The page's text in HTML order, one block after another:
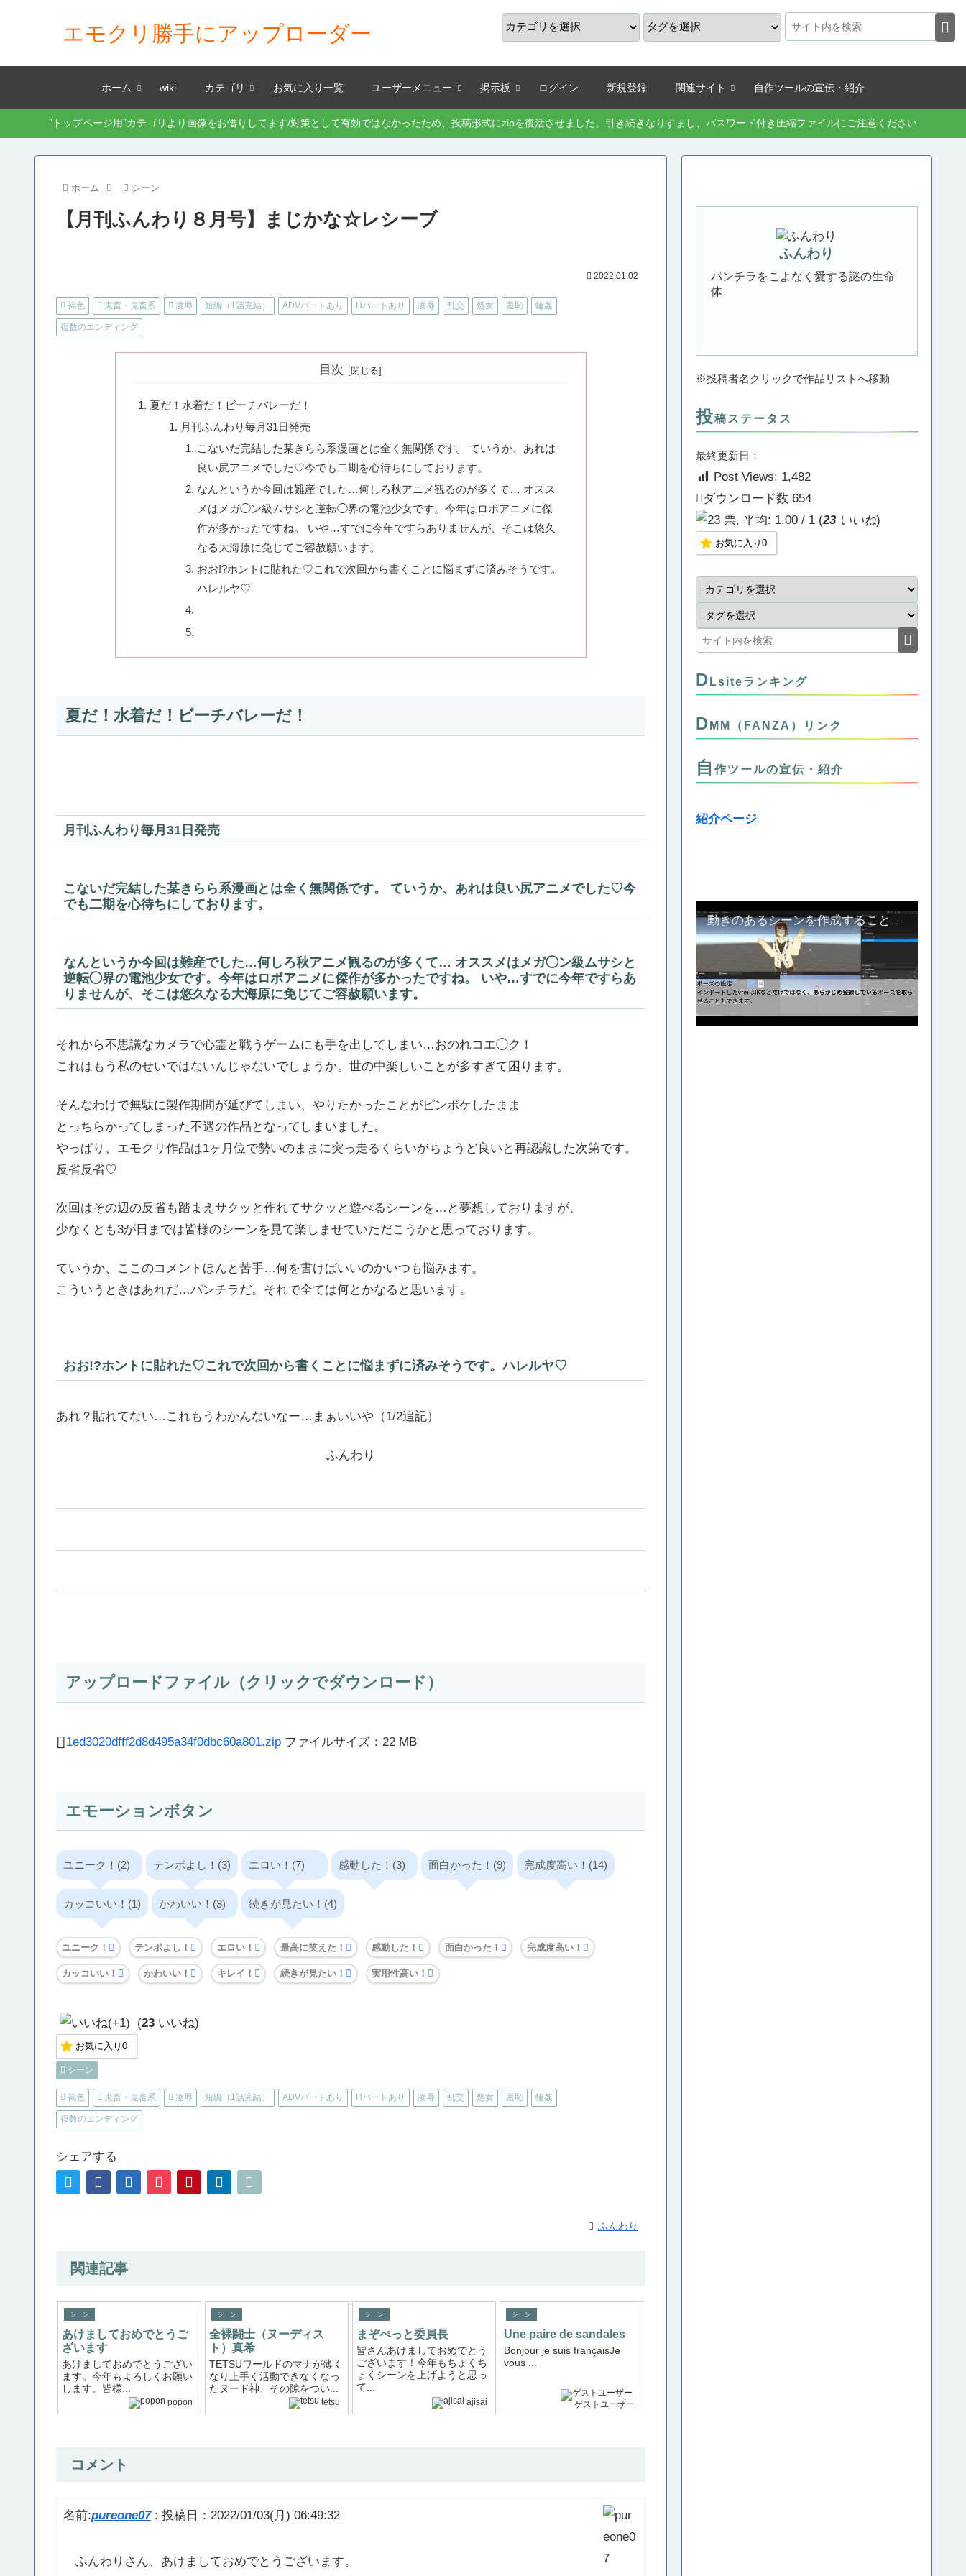
エモクリ勝手にアップローダー
ホーム wiki カテゴリ お気に入り一覧 ユーザーメニュー 掲示板 ログイン 新規登録 関連サイト 自作ツールの宣伝・紹介
”トップページ用”カテゴリより画像をお借りしてます/対策として有効ではなかったため、投稿形式にzipを復活させました。引き続きなりすまし、パスワード付き圧縮ファイルにご注意ください
ホーム シーン
【月刊ふんわり８月号】まじかな☆レシーブ
2022.01.02
褐色 鬼畜・鬼畜系 凌辱 短編（1話完結） ADVパートあり Hパートあり 凌辱 乱交 処女 羞恥 輪姦
複数のエンディング
目次
夏だ！水着だ！ビーチバレーだ！
月刊ふんわり毎月31日発売
こないだ完結した某きらら系漫画とは全く無関係です。 ていうか、あれは
良い尻アニメでした♡今でも二期を心待ちにしております。
なんというか今回は難産でした…何しろ秋アニメ観るのが多くて… オスス
メはメガ◯ン級ムサシと逆転◯界の電池少女です。今年はロボアニメに傑
作が多かったですね。 いや…すでに今年ですらありませんが、そこは悠久
なる大海原に免じてご容赦願います。
おお!?ホントに貼れた♡これで次回から書くことに悩まずに済みそうです。
ハレルヤ♡
夏だ！水着だ！ビーチバレーだ！
月刊ふんわり毎月31日発売
こないだ完結した某きらら系漫画とは全く無関係です。 ていうか、あれは良い尻アニメでした♡今
でも二期を心待ちにしております。
なんというか今回は難産でした…何しろ秋アニメ観るのが多くて… オススメはメガ◯ン級ムサシと
逆転◯界の電池少女です。今年はロボアニメに傑作が多かったですね。 いや…すでに今年ですらあ
りませんが、そこは悠久なる大海原に免じてご容赦願います。
それから不思議なカメラで心霊と戦うゲームにも手を出してしまい…おのれコエ◯ク！
これはもう私のせいではないんじゃないでしょうか。世の中楽しいことが多すぎて困ります。
そんなわけで無駄に製作期間が延びてしまい、やりたかったことがピンボケしたまま
とっちらかってしまった不遇の作品となってしまいました。
やっぱり、エモクリ作品は1ヶ月位で勢いのままに突っ走るくらいがちょうど良いと再認識した次第です。
反省反省♡
次回はその辺の反省も踏まえサクッと作れてサクッと遊べるシーンを…と夢想しておりますが、
少なくとも3が日までは皆様のシーンを見て楽しませていただこうかと思っております。
ていうか、ここのコメントほんと苦手…何を書けばいいのかいつも悩みます。
こういうときはあれだ…パンチラだ。それで全ては何とかなると思います。
おお!?ホントに貼れた♡これで次回から書くことに悩まずに済みそうです。ハレルヤ♡
あれ？貼れてない…これもうわかんないなー…まぁいいや（1/2追記）
ふんわり
アップロードファイル（クリックでダウンロード）
1ed3020dfff2d8d495a34f0dbc60a801.zipファイルサイズ：22 MB
エモーションボタン
ユニーク！(2) テンポよし！(3) エロい！(7) 感動した！(3) 面白かった！(9) 完成度高い！(14)
カッコいい！(1) かわいい！(3) 続きが見たい！(4)
ユニーク！ テンポよし！ エロい！ 最高に笑えた！ 感動した！ 面白かった！ 完成度高い！
カッコいい！ かわいい！ キレイ！ 続きが見たい！ 実用性高い！
(23いいね)
お気に入り0
シーン
褐色 鬼畜・鬼畜系 凌辱 短編（1話完結） ADVパートあり Hパートあり 凌辱 乱交 処女 羞恥 輪姦
複数のエンディング
シェアする
ふんわり
関連記事
シーン
あけましておめでとうご
ざいます
あけましておめでとうござい
ます。今年もよろしくお願い
します。皆様...
popon
シーン
全裸闘士（ヌーディス
ト）真希
TETSUワールドのマナが薄く
なり上手く活動できなくなっ
たヌード神、その隙をつい...
tetsu
シーン
まぞぺっと委員長
皆さんあけましておめでとう
ございます！今年もちょくち
ょくシーンを上げようと思っ
て...
ajisai
シーン
Une paire de sandales
Bonjour je suis françaisJe
vous ...
ゲストユーザー
コメント
名前:pureone07: 投稿日：2022/01/03(月) 06:49:32
ふんわりさん、あけましておめでとうございます。
ふんわり
パンチラをこよなく愛する謎の生命
体
※投稿者名クリックで作品リストへ移動
投稿ステータス
最終更新日：
Post Views: 1,482
ダウンロード数 654
(23いいね)
お気に入り0
D Lsiteランキング
D MM（FANZA）リンク
自 作ツールの宣伝・紹介
紹介ページ
動きのあるシーンを作成することのできる自作の３Dスタジオツール、Crend紹介動画_Part1